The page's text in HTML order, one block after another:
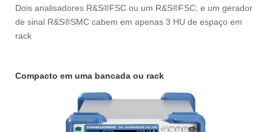
Dois analisadores R&S®FSC ou um R&S®FSC; e um gerador
de sinal R&S®SMC cabem em apenas 3 HU de espaço em
rack
Compacto em uma bancada ou rack